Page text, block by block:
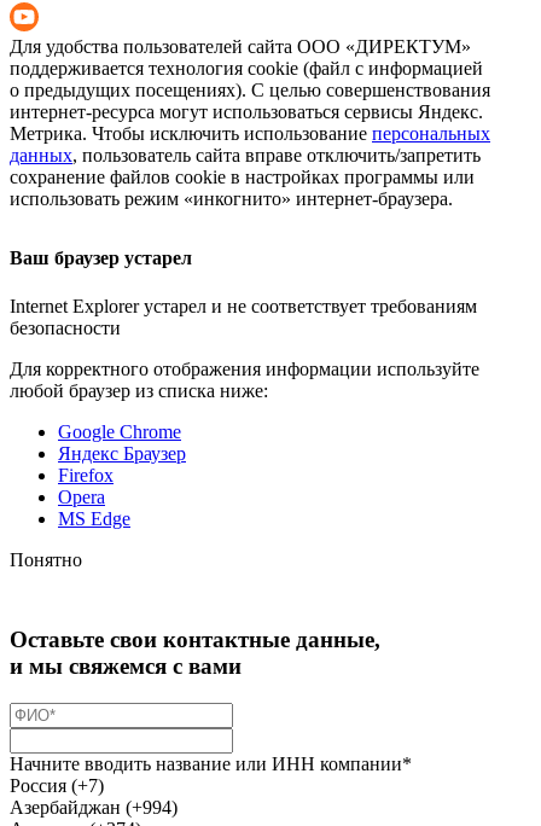
Для удобства пользователей сайта ООО «ДИРЕКТУМ»
поддерживается технология cookie (файл с информацией
о предыдущих посещениях). С целью совершенствования
интернет-ресурса могут использоваться сервисы Яндекс.
Метрика. Чтобы исключить использование персональных
данных, пользователь сайта вправе отключить/запретить
сохранение файлов cookie в настройках программы или
использовать режим «инкогнито» интернет-браузера.
Ваш браузер устарел
Internet Explorer устарел и не соответствует требованиям
безопасности
Для корректного отображения информации используйте
любой браузер из списка ниже:
Google Chrome
Яндекс Браузер
Firefox
Opera
MS Edge
Понятно
Оставьте свои контактные данные,
и мы свяжемся с вами
Начните вводить название или ИНН компании*
Россия (+7)
Азербайджан (+994)